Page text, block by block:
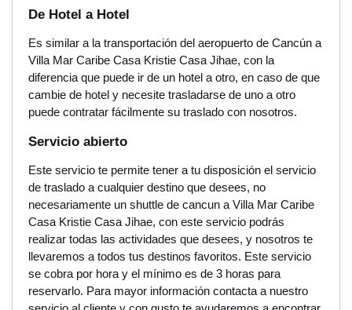
De Hotel a Hotel
Es similar a la transportación del aeropuerto de Cancún a
Villa Mar Caribe Casa Kristie Casa Jihae, con la
diferencia que puede ir de un hotel a otro, en caso de que
cambie de hotel y necesite trasladarse de uno a otro
puede contratar fácilmente su traslado con nosotros.
Servicio abierto
Este servicio te permite tener a tu disposición el servicio
de traslado a cualquier destino que desees, no
necesariamente un shuttle de cancun a Villa Mar Caribe
Casa Kristie Casa Jihae, con este servicio podrás
realizar todas las actividades que desees, y nosotros te
llevaremos a todos tus destinos favoritos. Este servicio
se cobra por hora y el mínimo es de 3 horas para
reservarlo. Para mayor información contacta a nuestro